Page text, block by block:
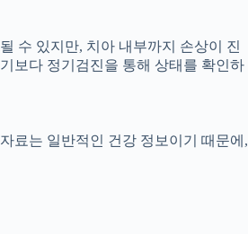
수 있지만, 치아 내부까지 손상이 진
보다 정기검진을 통해 상태를 확인하
료는 일반적인 건강 정보이기 때문에,